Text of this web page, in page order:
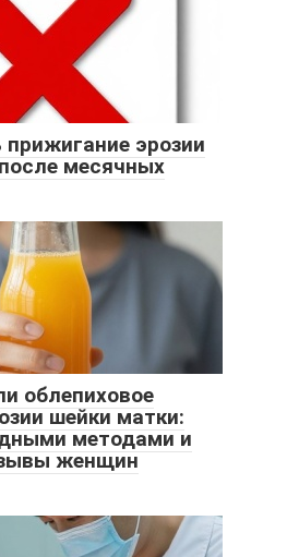
эрозии
месячных
облепиховое
шейки матки:
методами и
женщин